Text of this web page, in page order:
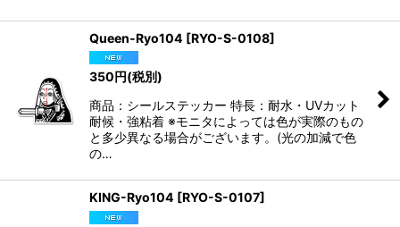
Queen-Ryo104 [RYO-S-0108]
350円(税別)
商品：シールステッカー 特長：耐水・UVカット
耐候・強粘着 ※モニタによっては色が実際のもの
と多少異なる場合がございます。(光の加減で色
の…
KING-Ryo104 [RYO-S-0107]